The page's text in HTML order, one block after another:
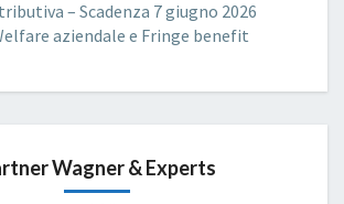
– Scadenza 7 giugno 2026
aziendale e Fringe benefit
Wagner & Experts